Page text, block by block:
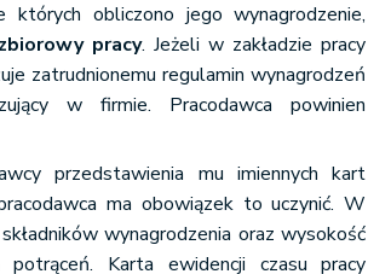
których obliczono jego wynagrodzenie,
pracy. Jeżeli w zakładzie pracy
zatrudnionemu regulamin wynagrodzeń
w firmie. Pracodawca powinien
przedstawienia mu imiennych kart
ma obowiązek to uczynić. W
wynagrodzenia oraz wysokość
potrąceń. Karta ewidencji czasu pracy